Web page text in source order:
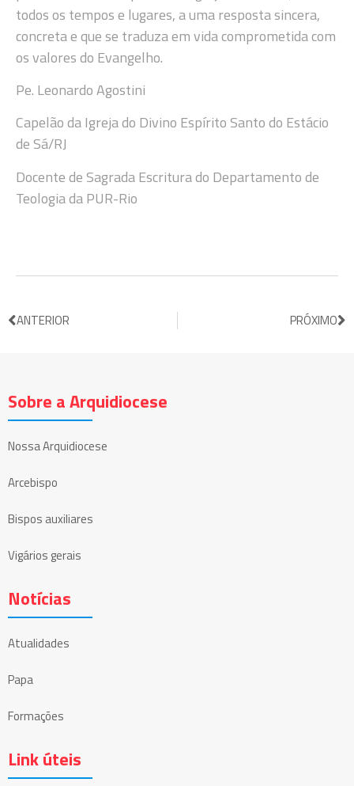
todos os tempos e lugares, a uma resposta sincera,
concreta e que se traduza em vida comprometida com
os valores do Evangelho.
Pe. Leonardo Agostini
Capelão da Igreja do Divino Espírito Santo do Estácio
de Sá/RJ
Docente de Sagrada Escritura do Departamento de
Teologia da PUR-Rio
ANTERIOR PRÓXIMO
Sobre a Arquidiocese
Nossa Arquidiocese
Arcebispo
Bispos auxiliares
Vigários gerais
Notícias
Atualidades
Papa
Formações
Link úteis